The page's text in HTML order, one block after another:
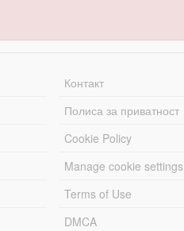
Контакт
Полиса за приватност
Cookie Policy
Manage cookie settings
Terms of Use
DMCA